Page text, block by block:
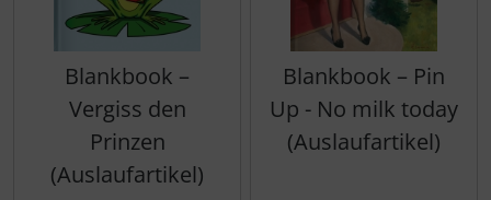
Blankbook –
Vergiss den
Prinzen
(Auslaufartikel)
Blankbook – Pin
Up - No milk today
(Auslaufartikel)